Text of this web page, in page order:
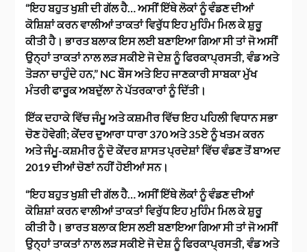
“ਇਹ ਬਹੁਤ ਖੁਸ਼ੀ ਦੀ ਗੱਲ ਹੈ… ਅਸੀਂ ਇੱਥੇ ਲੋਕਾਂ ਨੂੰ ਵੰਡਣ ਦੀਆਂ
ਕੋਸ਼ਿਸ਼ਾਂ ਕਰਨ ਵਾਲੀਆਂ ਤਾਕਤਾਂ ਵਿਰੁੱਧ ਇਹ ਮੁਹਿੰਮ ਮਿਲ ਕੇ ਸ਼ੁਰੂ
ਕੀਤੀ ਹੈ। ਭਾਰਤ ਬਲਾਕ ਇਸ ਲਈ ਬਣਾਇਆ ਗਿਆ ਸੀ ਤਾਂ ਜੋ ਅਸੀਂ
ਉਨ੍ਹਾਂ ਤਾਕਤਾਂ ਨਾਲ ਲੜ ਸਕੀਏ ਜੋ ਦੇਸ਼ ਨੂੰ ਫਿਰਕਾਪ੍ਰਸਤੀ, ਵੰਡ ਅਤੇ
ਤੋੜਨਾ ਚਾਹੁੰਦੇ ਹਨ,” NC ਬੌਸ ਅਤੇ ਇਹ ਜਾਣਕਾਰੀ ਸਾਬਕਾ ਮੁੱਖ
ਮੰਤਰੀ ਫਾਰੂਕ ਅਬਦੁੱਲਾ ਨੇ ਪੱਤਰਕਾਰਾਂ ਨੂੰ ਦਿੱਤੀ।
ਇੱਕ ਦਹਾਕੇ ਵਿੱਚ ਜੰਮੂ ਅਤੇ ਕਸ਼ਮੀਰ ਵਿੱਚ ਇਹ ਪਹਿਲੀ ਵਿਧਾਨ ਸਭਾ
ਚੋਣ ਹੋਵੇਗੀ; ਕੇਂਦਰ ਦੁਆਰਾ ਧਾਰਾ 370 ਅਤੇ 35ਏ ਨੂੰ ਖਤਮ ਕਰਨ
ਅਤੇ ਜੰਮੂ-ਕਸ਼ਮੀਰ ਨੂੰ ਦੋ ਕੇਂਦਰ ਸ਼ਾਸਤ ਪ੍ਰਦੇਸ਼ਾਂ ਵਿੱਚ ਵੰਡਣ ਤੋਂ ਬਾਅਦ
2019 ਦੀਆਂ ਚੋਣਾਂ ਨਹੀਂ ਹੋਈਆਂ ਸਨ।
“ਇਹ ਬਹੁਤ ਖੁਸ਼ੀ ਦੀ ਗੱਲ ਹੈ… ਅਸੀਂ ਇੱਥੇ ਲੋਕਾਂ ਨੂੰ ਵੰਡਣ ਦੀਆਂ
ਕੋਸ਼ਿਸ਼ਾਂ ਕਰਨ ਵਾਲੀਆਂ ਤਾਕਤਾਂ ਵਿਰੁੱਧ ਇਹ ਮੁਹਿੰਮ ਮਿਲ ਕੇ ਸ਼ੁਰੂ
ਕੀਤੀ ਹੈ। ਭਾਰਤ ਬਲਾਕ ਇਸ ਲਈ ਬਣਾਇਆ ਗਿਆ ਸੀ ਤਾਂ ਜੋ ਅਸੀਂ
ਉਨ੍ਹਾਂ ਤਾਕਤਾਂ ਨਾਲ ਲੜ ਸਕੀਏ ਜੋ ਦੇਸ਼ ਨੂੰ ਫਿਰਕਾਪ੍ਰਸਤੀ, ਵੰਡ ਅਤੇ